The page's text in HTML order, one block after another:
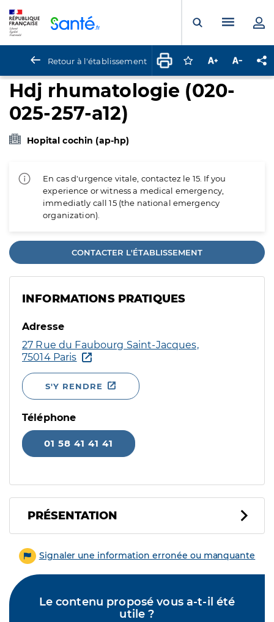
Ouvrir laMenu
Retour à l'établissement Connectez-vous
Augmenter la
Hdj rhumatologie (020-
025-257-a12)
Hopital cochin (ap-hp)
En cas d'urgence vitale, contactez le 15. If you
experience or witness a medical emergency,
immediatly call 15 (the national emergency
organization).
CONTACTER L'ÉTABLISSEMENT
INFORMATIONS PRATIQUES
Adresse
27 Rue du Faubourg Saint-Jacques,
75014 Paris
S'Y RENDRE
Téléphone
01 58 41 41 41
PRÉSENTATION
Signaler une information erronée ou manquante
Le contenu proposé vous a-t-il été
utile ?